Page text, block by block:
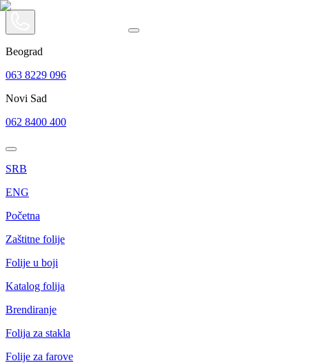
Beograd
063 8229 096
Novi Sad
062 8400 400
SRB
ENG
Početna
Zaštitne folije
Folije u boji
Katalog folija
Brendiranje
Folija za stakla
Folije za farove